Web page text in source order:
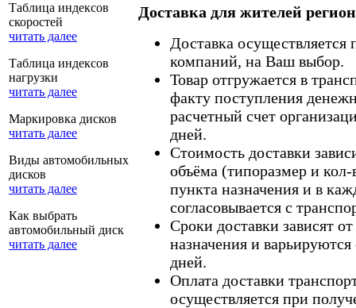
Таблица индексов
скоростей
читать далее
Таблица индексов
нагрузки
читать далее
Маркировка дисков
читать далее
Виды автомобильных
дисков
читать далее
Как выбрать
автомобильный диск
читать далее
Доставка для жителей
Доставка
компаний, на Ваш выбор.
Товар отгружается в
факту поступления
расчетный счет
дней.
Стоимость доставки
объёма (типоразмер и кол-
пункта назначения и в
согласовывается с
Сроки доставки зависят
назначения и
дней.
Оплата доставки
осуществляется при